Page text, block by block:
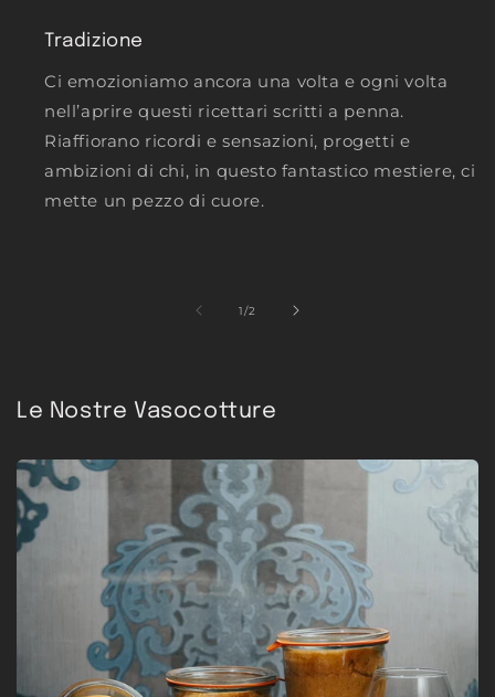
Tradizione
Ci emozioniamo ancora una volta e ogni volta
nell’aprire questi ricettari scritti a penna.
Riaffiorano ricordi e sensazioni, progetti e
ambizioni di chi, in questo fantastico mestiere, ci
mette un pezzo di cuore.
1/su
2
Le Nostre Vasocotture